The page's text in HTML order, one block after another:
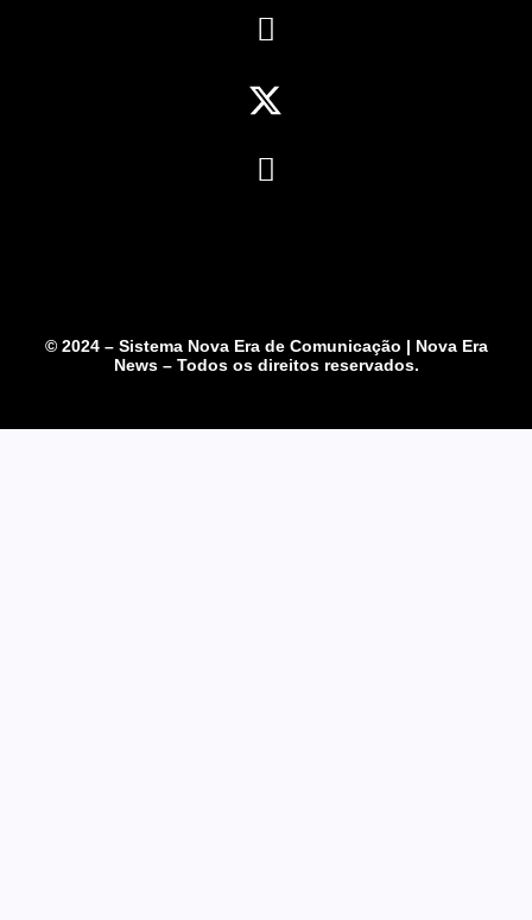
© 2024 – Sistema Nova Era de Comunicação | Nova Era
News – Todos os direitos reservados.